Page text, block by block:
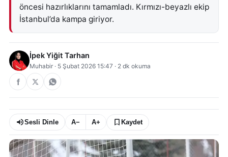
öncesi hazırlıklarını tamamladı. Kırmızı-beyazlı ekip
İstanbul’da kampa giriyor.
İpek Yiğit Tarhan
Muhabir · 5 Şubat 2026 15:47 · 2 dk okuma
Sesli Dinle A− A+ Kaydet